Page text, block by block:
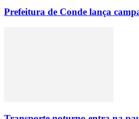
Prefeitura de Conde lança